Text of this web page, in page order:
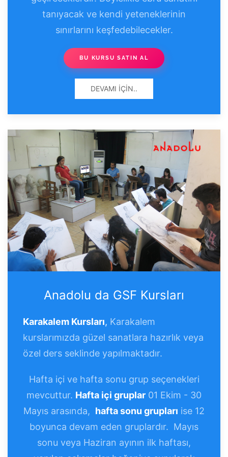
tanıyacak ve kendi yeteneklerinin
sınırlarını keşfedebilecekler.
BU KURSU SATIN AL
DEVAMI İÇIN..
Anadolu da GSF Kursları
Karakalem Kursları, Karakalem
kurslarımızda güzel sanatlara hazırlık veya
özel ders seklinde yapılmaktadır.
Hafta içi ve hafta sonu grup seçenekleri
mevcuttur. Hafta içi gruplar 01 Ekim - 30
Mayıs arasında, hafta sonu grupları ise 12
boyunca devam eden gruplardır. Mayıs
sonu veya Haziran ayının ilk haftası,